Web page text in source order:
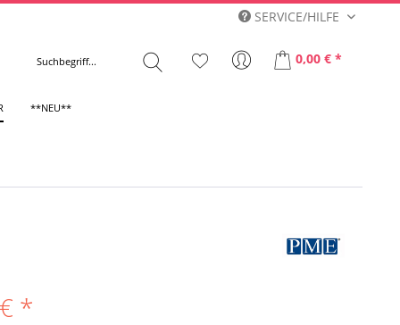
SERVICE/HILFE
0,00 € *
**NEU**
*